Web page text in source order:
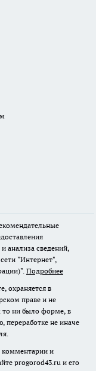
анализа сведений,
"Интернет",
Подробнее
охраняется в
праве и не
то ни было форме, в
переработке не иначе
комментарии и
progorod43.ru и его